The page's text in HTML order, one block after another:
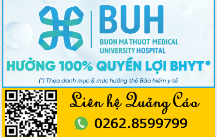
Thủ tướng Chính phủ Phạm Minh Chính
kiểm tra, chỉ đạo hoàn thành các dự
án cao tốc và thăm khu tái định cư tại
Sôi nổi Hội đua ngựa truyền thống Gò
Thì Thùng mừng Xuân Bính Ngọ 2026
Lãnh đạo tỉnh dâng hương tưởng niệm
tại Đập Đồng Cam đầu Xuân Bính Ngọ
Ngành nông nghiệp phấn đấu tăng
trưởng đạt 5,86% trong năm 2026
UBND tỉnh Đắk Lắk triển khai công tác
quốc phòng, quân sự địa phương năm
2026